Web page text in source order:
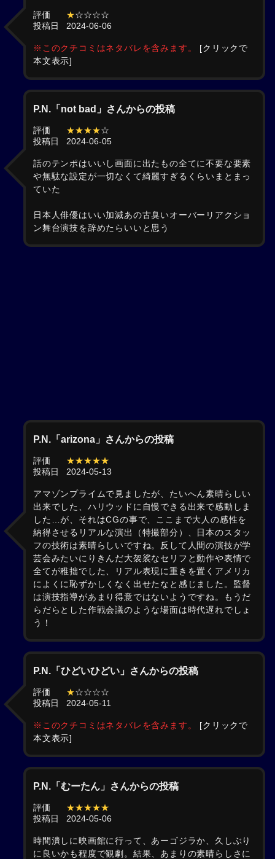
評価 ★☆☆☆☆
投稿日
2024-06-06
※このクチコミはネタバレを含みます。
[クリックで
本文表示]
P.N.「not bad」さんからの投稿
評価 ★★★★☆
投稿日
2024-06-05
話のテンポはいいし画面に出たもの全てに不要な要素
や無駄な設定が一切なくて綺麗すぎるくらいまとまっ
ていた
日本人俳優はいい加減あの古臭いオーバーリアクショ
ン舞台演技を辞めたらいいと思う
P.N.「arizona」さんからの投稿
評価
★★★★★
投稿日
2024-05-13
アマゾンプライムで見ましたが、たいへん素晴らしい
出来でした、ハリウッドに自慢できる出来で感動しま
した…が、それはCGの事で、ここまで大人の感性を
納得させるリアルな演出（特撮部分）、日本のスタッ
フの技術は素晴らしいですね。反して人間の演技が学
芸会みたいにりきんだ大袈裟なセリフと動作や表情で
全てが稚拙でした、リアル表現に重きを置くアメリカ
によくに恥ずかしくなく出せたなと感じました。監督
は演技指導があまり得意ではないようですね。もうだ
らだらとした作戦会議のような場面は時代遅れでしょ
う！
P.N.「ひどいひどい」さんからの投稿
評価 ★☆☆☆☆
投稿日
2024-05-11
※このクチコミはネタバレを含みます。
[クリックで
本文表示]
P.N.「むーたん」さんからの投稿
評価
★★★★★
投稿日
2024-05-06
時間潰しに映画館に行って、あーゴジラか、久しぶり
に良いかも程度で観劇。結果、あまりの素晴らしさに